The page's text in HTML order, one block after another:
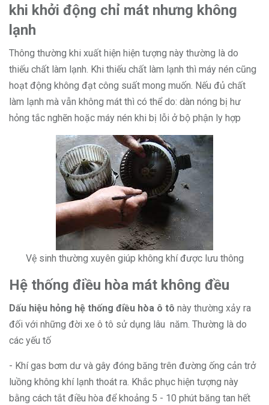
khi khởi động chỉ mát nhưng không
lạnh
Thông thường khi xuất hiện hiện tượng này thường là do
thiếu chất làm lạnh. Khi thiếu chất làm lạnh thì máy nén cũng
hoạt động không đạt công suất mong muốn. Nếu đủ chất
làm lạnh mà vẫn không mát thì có thể do: dàn nóng bị hư
hỏng tắc nghẽn hoặc máy nén khi bị lỗi ở bộ phận ly hợp
Vệ sinh thường xuyên giúp không khí được lưu thông
Hệ thống điều hòa mát không đều
Dấu hiệu hỏng hệ thống điều hòa ô tô này thường xảy ra
đối với những đời xe ô tô sử dụng lâu năm. Thường là do
các yếu tố
- Khí gas bơm dư và gây đóng băng trên đường ống cản trở
luồng không khí lạnh thoát ra. Khắc phục hiện tượng này
bằng cách tắt điều hòa để khoảng 5 - 10 phút băng tan hết